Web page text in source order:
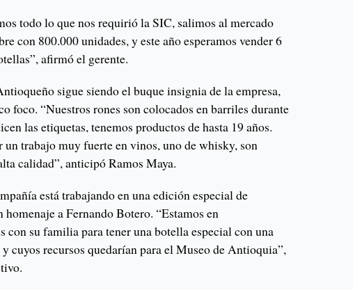
todo lo que nos requirió la SIC, salimos al mercado
con 800.000 unidades, y este año esperamos vender 6
afirmó el gerente.
sigue siendo el buque insignia de la empresa,
foco. “Nuestros rones son colocados en barriles durante
las etiquetas, tenemos productos de hasta 19 años.
un trabajo muy fuerte en vinos, uno de whisky, son
calidad”, anticipó Ramos Maya.
está trabajando en una edición especial de
homenaje a Fernando Botero. “Estamos en
con su familia para tener una botella especial con una
cuyos recursos quedarían para el Museo de Antioquia”,